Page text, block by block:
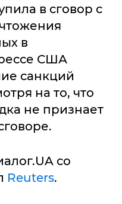
в сговор с
в
США
санкций
на то, что
не признает
со
Reuters.